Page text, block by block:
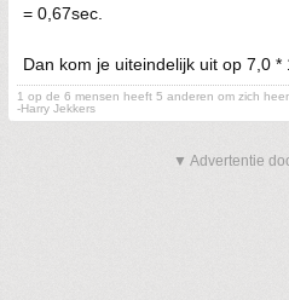
= 0,67sec.
Dan kom je uiteindelijk uit op 7,0 *
1 op de 6 mensen heeft 5 anderen om zich
-Harry Jekkers
▼ Advertentie